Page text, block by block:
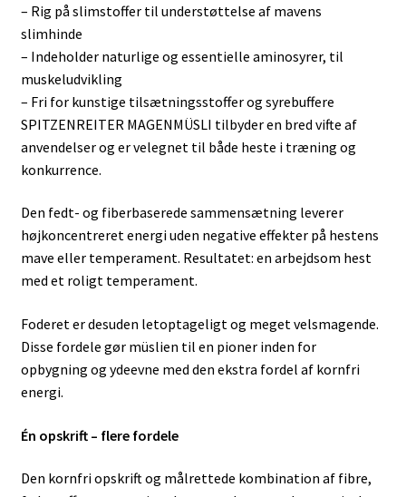
– Rig på slimstoffer til understøttelse af mavens
slimhinde
– Indeholder naturlige og essentielle aminosyrer, til
muskeludvikling
– Fri for kunstige tilsætningsstoffer og syrebuffere
SPITZENREITER MAGENMÜSLI tilbyder en bred vifte af
anvendelser og er velegnet til både heste i træning og
konkurrence.
Den fedt- og fiberbaserede sammensætning leverer
højkoncentreret energi uden negative effekter på hestens
mave eller temperament. Resultatet: en arbejdsom hest
med et roligt temperament.
Foderet er desuden letoptageligt og meget velsmagende.
Disse fordele gør müslien til en pioner inden for
opbygning og ydeevne med den ekstra fordel af kornfri
energi.
Én opskrift – flere fordele
Den kornfri opskrift og målrettede kombination af fibre,